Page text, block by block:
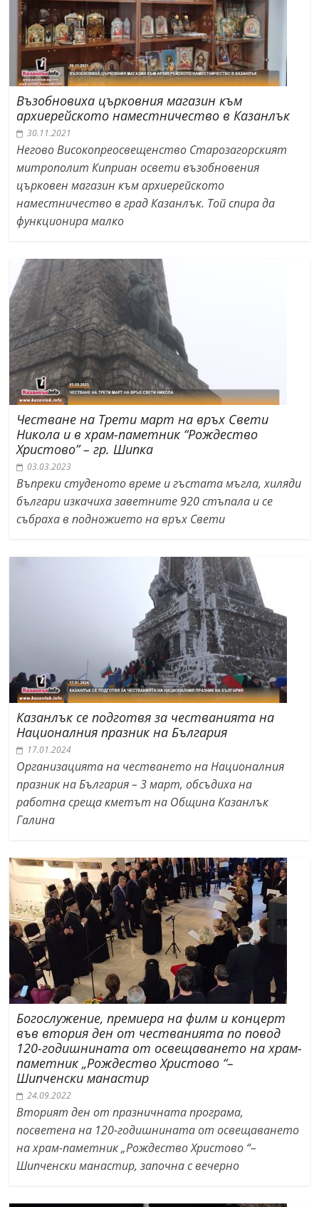
Възобновиха църковния магазин към
архиерейското наместничество в Казанлък
30.11.2021
Негово Високопреосвещенство Старозагорският
митрополит Киприан освети възобновения
църковен магазин към архиерейското
наместничество в град Казанлък. Той спира да
функционира малко
Честване на Трети март на връх Свети
Никола и в храм-паметник “Рождество
Христово” – гр. Шипка
03.03.2023
Въпреки студеното време и гъстата мъгла, хиляди
българи изкачиха заветните 920 стъпала и се
събраха в подножието на връх Свети
Казанлък се подготвя за честванията на
Националния празник на България
17.01.2024
Организацията на честването на Националния
празник на България – 3 март, обсъдиха на
работна среща кметът на Община Казанлък
Галина
Богослужение, премиера на филм и концерт
във втория ден от честванията по повод
120-годишнината от освещаването на храм-
паметник „Рождество Христово “–
Шипченски манастир
24.09.2022
Вторият ден от празничната програма,
посветена на 120-годишнината от освещаването
на храм-паметник „Рождество Христово “–
Шипченски манастир, започна с вечерно